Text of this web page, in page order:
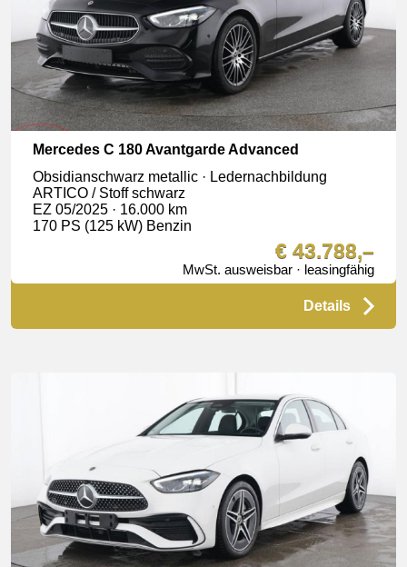
Mercedes C 180 Avantgarde Advanced
Obsidianschwarz metallic · Ledernachbildung
ARTICO / Stoff schwarz
EZ 05/2025 · 16.000 km
170 PS (125 kW) Benzin
€ 43.788,–
MwSt. ausweisbar · leasingfähig
Details